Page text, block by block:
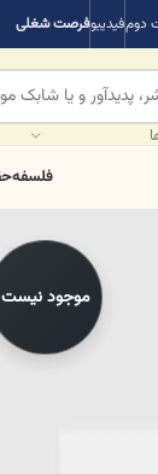
دومفیدیبوفرصت شغلی
فلسفه
موجود نیست